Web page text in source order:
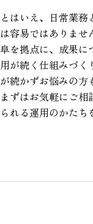
とはいえ、日常業
は容易ではありま
阜を拠点に、成果に
用が続く仕組みづ
が続かずお悩みの方
まずはお気軽にご
られる運用のかたち